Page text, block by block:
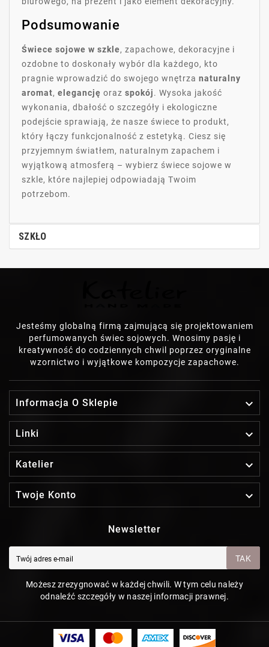
Podsumowanie
Świece sojowe w szkle, zapachowe, dekoracyjne i
ozdobne to doskonały wybór dla każdego, kto
pragnie wprowadzić do swojego wnętrza naturalny
aromat, elegancję oraz spokój. Wysoka jakość
wykonania, dbałość o szczegóły i ekologiczne
podejście sprawiają, że nasze świece to produkt,
który łączy funkcjonalność z estetyką. Ciesz się
przyjemnym światłem, naturalnym zapachem i
wyjątkową atmosferą – wybierz świece sojowe w
szkle, które najlepiej odpowiadają Twoim
potrzebom.
SZKŁO
Jesteśmy globalną firmą zajmującą się projektowaniem
perfumowanych świec sojowych. Wnosimy pasję i
kreatywność do codziennych chwil poprzez oryginalne
wzornictwo i wyjątkowe kompozycje zapachowe.
Informacja O Sklepie 
Linki 
Katelier 
Twoje Konto 
Newsletter
TAK
Możesz zrezygnować w każdej chwili. W tym celu należy
odnaleźć szczegóły w naszej informacji prawnej.